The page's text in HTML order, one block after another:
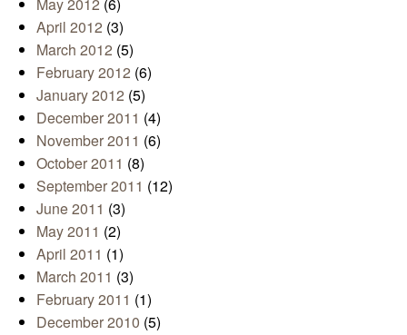
May 2012 (6)
April 2012 (3)
March 2012 (5)
February 2012 (6)
January 2012 (5)
December 2011 (4)
November 2011 (6)
October 2011 (8)
September 2011 (12)
June 2011 (3)
May 2011 (2)
April 2011 (1)
March 2011 (3)
February 2011 (1)
December 2010 (5)